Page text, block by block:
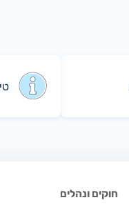
חוקים ונהלים